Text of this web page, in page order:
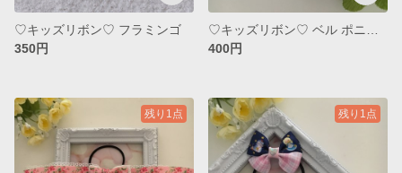
♡キッズリボン♡ フラミンゴ
350円
400円
残り1点 残り1点